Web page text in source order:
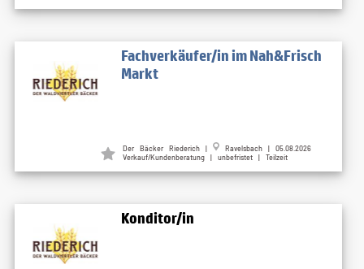
Fachverkäufer/in im Nah&Frisch
Markt
Der Bäcker Riederich |
Ravelsbach | 05.08.2026
Verkauf/Kundenberatung | unbefristet | Teilzeit
Konditor/in